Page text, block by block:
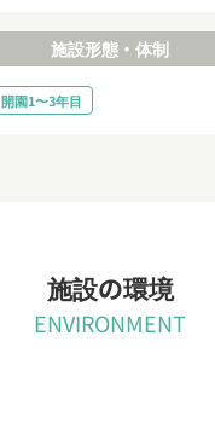
施設形態・体制
開園1〜3年目
施設の環境
ENVIRONMENT